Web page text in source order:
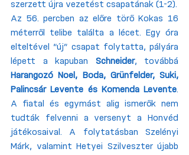
szerzett újra vezetést csapatának (1-2).
Az 56. percben az előre törő Kokas 16
méterről telibe találta a lécet. Egy óra
elteltével “új” csapat folytatta, pályára
lépett a kapuban Schneider
Harangozó Noel, Boda, Grünfelder, Suki,
Palincsár Levente és Komenda Levente.
A fiatal és egymást alig ismerők nem
tudták felvenni a versenyt a Honvéd
játékosaival. A folytatásban Szelényi
Márk, valamint Hetyei Szilveszter újabb